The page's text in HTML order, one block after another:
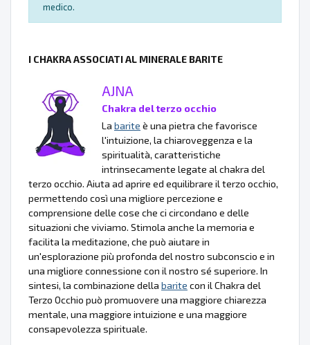
medico.
I CHAKRA ASSOCIATI AL MINERALE BARITE
AJNA
Chakra del terzo occhio
La barite è una pietra che favorisce
l'intuizione, la chiaroveggenza e la
spiritualità, caratteristiche
intrinsecamente legate al chakra del
terzo occhio. Aiuta ad aprire ed equilibrare il terzo occhio,
permettendo così una migliore percezione e
comprensione delle cose che ci circondano e delle
situazioni che viviamo. Stimola anche la memoria e
facilita la meditazione, che può aiutare in
un'esplorazione più profonda del nostro subconscio e in
una migliore connessione con il nostro sé superiore. In
sintesi, la combinazione della barite con il Chakra del
Terzo Occhio può promuovere una maggiore chiarezza
mentale, una maggiore intuizione e una maggiore
consapevolezza spirituale.